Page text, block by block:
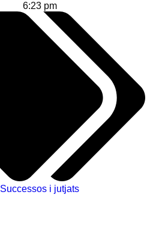
6:23 pm
Successos i jutjats